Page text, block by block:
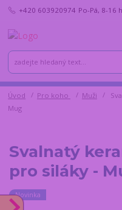
+420 603920974 Po-Pá, 8-16
Úvod Pro koho Muži
Mug
Svalnatý
pro siláky -
Novinka